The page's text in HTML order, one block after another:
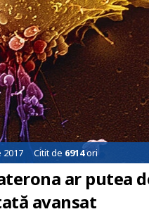
2017 Citit de 6914ori
ar
avansat